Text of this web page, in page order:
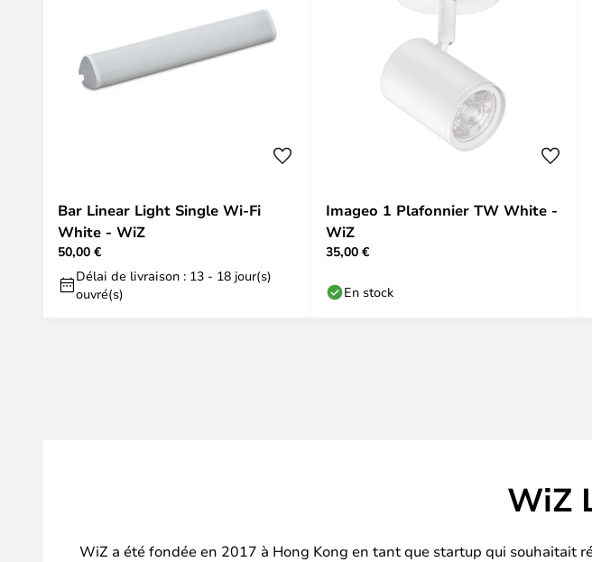
Bar Linear Light Single Wi-Fi
White - WiZ
50,00 €
Délai de livraison : 13 - 18 jour(s)
ouvré(s)
Imageo 1 Plafonnier TW White -
WiZ
35,00 €
En stock
WiZ
WiZ a été fondée en 2017 à Hong Kong en tant que startup qui souhaitait